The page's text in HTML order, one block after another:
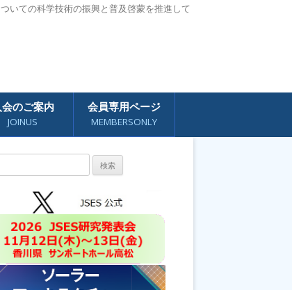
いての科学技術の振興と普及啓蒙を推進して
会のご案内
JOINUS
会員専用ページ
MEMBERSONLY